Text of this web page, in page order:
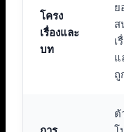
โครง
เรื่องและ
บท
ย
ส
เ
แ
ถู
ตั